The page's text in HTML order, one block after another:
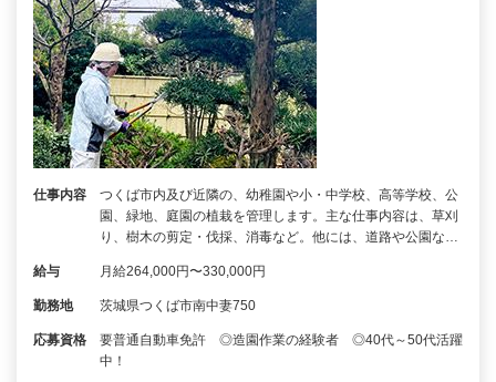
仕事内容
つくば市内及び近隣の、幼稚園や小・中学校、高等学校、公
園、緑地、庭園の植栽を管理します。主な仕事内容は、草刈
り、樹木の剪定・伐採、消毒など。他には、道路や公園な…
給与 月給264,000円〜330,000円
勤務地 茨城県つくば市南中妻750
応募資格
要普通自動車免許 ◎造園作業の経験者 ◎40代～50代活躍
中！